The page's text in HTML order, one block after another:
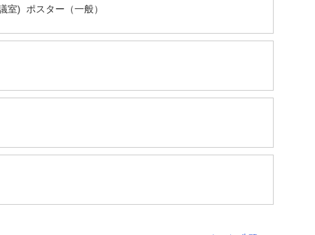
室) ポスター（一般）